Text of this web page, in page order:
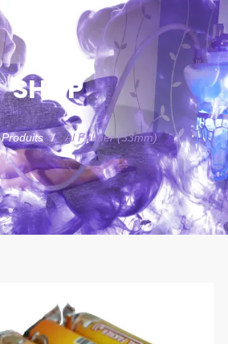
SHOP
Produits Al Fakher (33mm)